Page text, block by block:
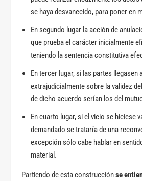
se haya desvanecido, para poner en
En segundo lugar la acción de
que prueba el carácter inicialmente
teniendo la sentencia constitutiva
En tercer lugar, si las partes llegasen
extrajudicialmente sobre la validez
de dicho acuerdo serían los del
En cuarto lugar, si el vicio se hiciese
demandado se trataría de una
excepción sólo cabe hablar en
material.
Partiendo de esta construcciónse